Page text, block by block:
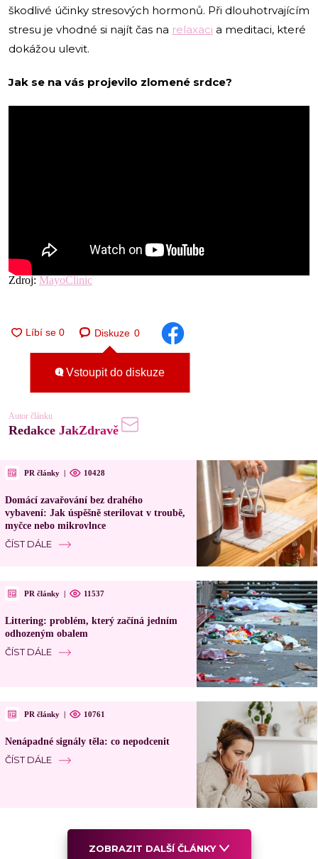
škodlivé účinky stresových hormonů. Při dlouhotrvajícím
stresu je vhodné si najít čas na relaxaci a meditaci, které
dokážou ulevit.
Jak se na vás projevilo zlomené srdce?
Zdroj: MayoClinic
Diskuze 0
Vstoupit do diskuze
Autor článku
Redakce JakZdravě
PR články | 10428
Domácí zavařování bez drahého
vybavení: Jak úspěšně sterilovat v troubě,
myčce nebo mikrovlnce
ČÍST DÁLE
PR články | 11537
Littering: problém, který začíná jedním
odhozeným obalem
ČÍST DÁLE
PR články | 10761
Nenápadné signály těla: co nepodcenit
ČÍST DÁLE
ZOBRAZIT DALŠÍ ČLÁNKY